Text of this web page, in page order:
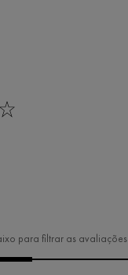
para filtrar as avaliações